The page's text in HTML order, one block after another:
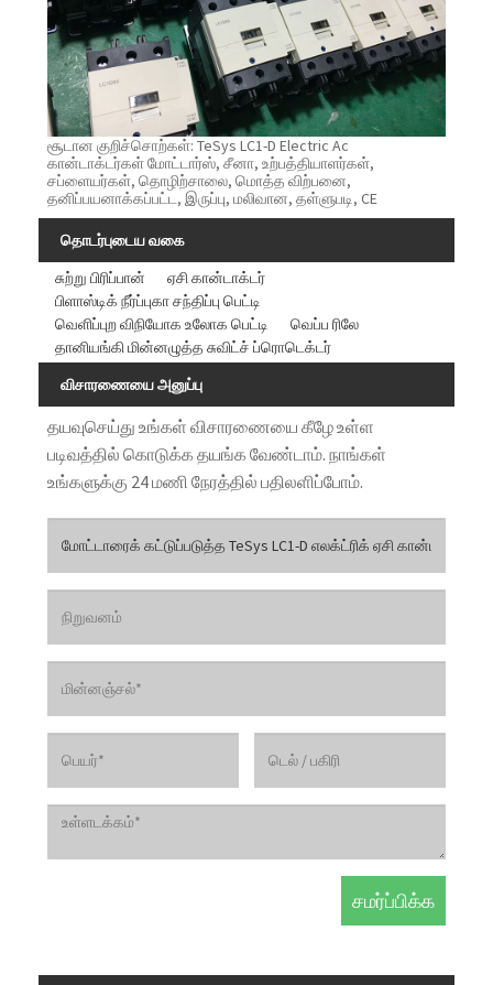
சூடான குறிச்சொற்கள்: TeSys LC1-D Electric Ac
கான்டாக்டர்கள் மோட்டார்ஸ், சீனா, உற்பத்தியாளர்கள்,
சப்ளையர்கள், தொழிற்சாலை, மொத்த விற்பனை,
தனிப்பயனாக்கப்பட்ட, இருப்பு, மலிவான, தள்ளுபடி, CE
தொடர்புடைய வகை
சுற்று பிரிப்பான்
ஏசி கான்டாக்டர்
பிளாஸ்டிக் நீர்ப்புகா சந்திப்பு பெட்டி
வெளிப்புற விநியோக உலோக பெட்டி
வெப்ப ரிலே
தானியங்கி மின்னழுத்த சுவிட்ச் ப்ரொடெக்டர்
விசாரணையை அனுப்பு
தயவுசெய்து உங்கள் விசாரணையை கீழே உள்ள
படிவத்தில் கொடுக்க தயங்க வேண்டாம். நாங்கள்
உங்களுக்கு 24 மணி நேரத்தில் பதிலளிப்போம்.